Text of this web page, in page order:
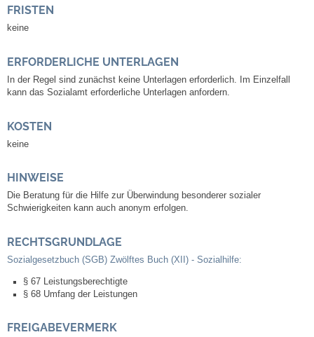
Bauen & Wohnen
NETZMonitor
Laufende beschränkte Ausschreibungen
Bebauungspläne
Fortschreibung Flächennutzungsplan
Förderprogramm Balkonkraftwerk
FRISTEN
keine
ERFORDERLICHE UNTERLAGEN
In der Regel sind zunächst keine Unterlagen erforderlich.
Im Einzelfall
kann das Sozialamt erforderliche Unterlagen anfordern.
KOSTEN
keine
HINWEISE
Die Beratung für die Hilfe zur Überwindung besonderer sozialer
Schwierigkeiten kann auch anonym erfolgen.
RECHTSGRUNDLAGE
Sozialgesetzbuch (SGB) Zwölftes Buch (XII) - Sozialhilfe:
§ 67 Leistungsberechtigte
§ 68 Umfang der Leistungen
FREIGABEVERMERK